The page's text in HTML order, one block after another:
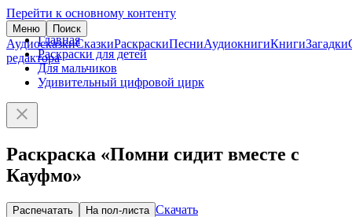
Перейти к основному контенту
Меню Поиск
АудиосказкиСказкиРаскраскиПесниАудиокнигиКнигиЗагадки
редактора
Главная
Раскраски для детей
Для мальчиков
Удивительный цифровой цирк
Раскраска «Помни сидит вместе с
Кауфмо»
Распечатать На пол-листа Скачать